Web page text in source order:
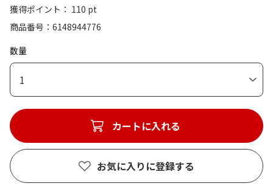
獲得ポイント： 110 pt
商品番号
6148944776
数量
1
カートに入れる
お気に入りに登録する